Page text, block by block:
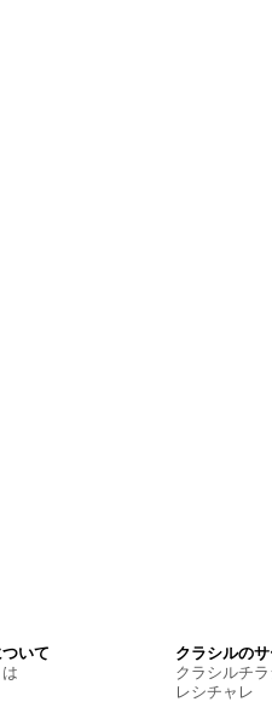
いて
クラシルの
クラシルチラ
レシチャレ